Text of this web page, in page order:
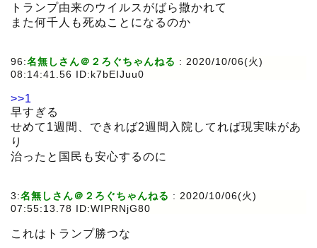
トランプ由来のウイルスがばら撒かれて
また何千人も死ぬことになるのか
96:名無しさん＠２ろぐちゃんねる : 2020/10/06(火)
08:14:41.56 ID:k7bEIJuu0
>>1
早すぎる
せめて1週間、できれば2週間入院してれば現実味があ
り
治ったと国民も安心するのに
3:名無しさん＠２ろぐちゃんねる : 2020/10/06(火)
07:55:13.78 ID:WIPRNjG80
これはトランプ勝つな